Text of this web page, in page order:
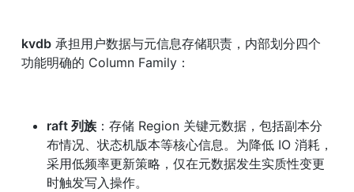
kvdb 承担用户数据与元信息存储职责，内部划分四个
功能明确的 Column Family：
raft 列族 ：存储 Region 关键元数据，包括副本分
布情况、状态机版本等核心信息。为降低 IO 消耗，
采用低频率更新策略，仅在元数据发生实质性变更
时触发写入操作。